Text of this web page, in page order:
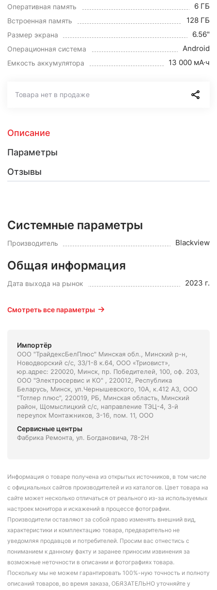
Оперативная память 6 ГБ
Встроенная память 128 ГБ
Размер экрана 6.56"
Операционная система Android
Емкость аккумулятора 13 000 мА·ч
Товара нет в продаже
Описание
Параметры
Отзывы
Системные параметры
Производитель Blackview
Общая информация
Дата выхода на рынок 2023 г.
Смотреть все параметры
Импортёр
ООО "ТрайдексБелПлюс" Минская обл., Минский р-н,
Новодворский с/с, 33/1-8 к.64, ООО «Триовист»,
юр.адрес: 220020, Минск, пр. Победителей, 100, оф. 203,
ООО "Электросервис и КО" , 220012, Республика
Беларусь, Минск, ул.Чернышевского, 10А, к.412 АЗ, ООО
"Тотлер плюс", 220019, РБ, Минская область, Минский
район, Щомыслицкий с/с, направление ТЭЦ-4, 3-й
переулок Монтажников, 3-16, пом. 11, ООО
Сервисные центры
Фабрика Ремонта, ул. Богдановича, 78-2Н
Информация о товаре получена из открытых источников, в том числе
с официальных сайтов производителей и из каталогов. Цвет товара на
сайте может несколько отличаться от реального из-за используемых
настроек монитора и искажений в процессе фотографии.
Производители оставляют за собой право изменять внешний вид,
характеристики и комплектацию товара, предварительно не
уведомляя продавцов и потребителей. Просим вас отнестись с
пониманием к данному факту и заранее приносим извинения за
возможные неточности в описании и фотографиях товара.
Поскольку мы не можем гарантировать 100%-ную точность и полноту
описаний товаров, во время заказа, ОБЯЗАТЕЛЬНО уточняйте у